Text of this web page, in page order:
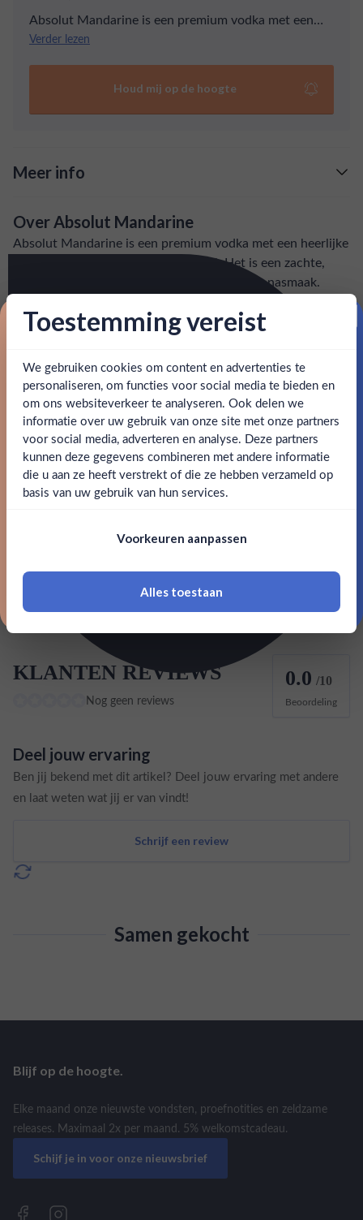
Ben jij 18 jaar of ouder?
Ja Nee
18 jaar of ouder zijn
Absolut Mandarine is een premium vodka met een
heerlijke smaak van mandarijn en sinaasappel. Het is
Verder lezen
Houd mij op de hoogte
Meer info
Snelle levering: voor 15:00, morgen in huis (uitzondering bij
artikel vermeld)
en goed bereikbare klantenservice.
Over Absolut Mandarine
Absolut Mandarine is een premium vodka met een heerlijke
smaak van mandarijn en sinaasappel. Het is een zachte,
fruitige vodka met een zoete en verfrissende nasmaak.
SPECIFICATIES
Alcohol 40.00%
Merk Absolut Vodka
Inhoud 0,7L
Land van herkomst Zweden
KLANTEN REVIEWS
Nog geen reviews
0.0 /10
Beoordeling
Deel jouw ervaring
Ben jij bekend met dit artikel? Deel jouw ervaring met andere
en laat weten wat jij er van vindt!
Schrijf een review
Samen gekocht
Blijf op de hoogte.
Elke maand onze nieuwste vondsten, proefnotities en zeldzame
releases. Maximaal 2x per maand. 5% welkomstcadeau.
Schijf je in voor onze nieuwsbrief
Toestemming vereist
We gebruiken cookies om content en advertenties te
personaliseren, om functies voor social media te bieden en
om ons websiteverkeer te analyseren. Ook delen we
informatie over uw gebruik van onze site met onze partners
voor social media, adverteren en analyse. Deze partners
kunnen deze gegevens combineren met andere informatie
die u aan ze heeft verstrekt of die ze hebben verzameld op
basis van uw gebruik van hun services.
Voorkeuren aanpassen
Alles toestaan
Proost op je eerste korting!
Schrijf je in en ontvang direct 5% korting op je eerste
bestelling.
Email
Claim mijn korting